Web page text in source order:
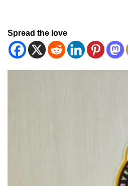
Spread the love